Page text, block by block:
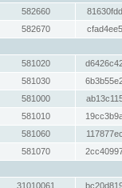
582660
582670
581020
581030
581000
581010
581060
581070
31010061